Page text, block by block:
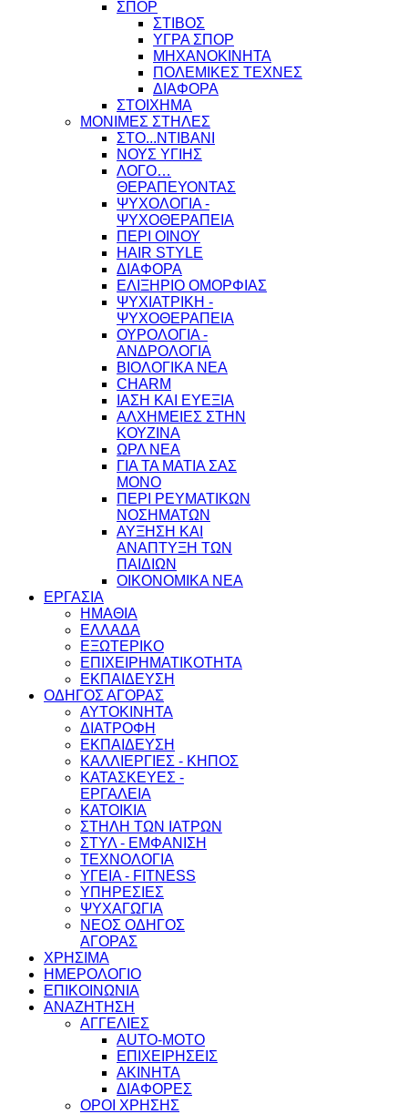
ΣΠΟΡ
ΣΤΙΒΟΣ
ΥΓΡΑ ΣΠΟΡ
ΜΗΧΑΝΟΚΙΝΗΤΑ
ΠΟΛΕΜΙΚΕΣ ΤΕΧΝΕΣ
ΔΙΑΦΟΡΑ
ΣΤΟΙΧΗΜΑ
ΜΟΝΙΜΕΣ ΣΤΗΛΕΣ
ΣΤΟ...ΝΤΙΒΑΝΙ
ΝΟΥΣ ΥΓΙΗΣ
ΛΟΓΟ…
ΘΕΡΑΠΕΥΟΝΤΑΣ
ΨΥΧΟΛΟΓΙΑ -
ΨΥΧΟΘΕΡΑΠΕΙΑ
ΠΕΡΙ ΟΙΝΟΥ
HAIR STYLE
ΔΙΑΦΟΡΑ
ΕΛΙΞΗΡΙΟ ΟΜΟΡΦΙΑΣ
ΨΥΧΙΑΤΡΙΚΗ -
ΨΥΧΟΘΕΡΑΠΕΙΑ
ΟΥΡΟΛΟΓΙΑ -
ΑΝΔΡΟΛΟΓΙΑ
ΒΙΟΛΟΓΙΚΑ ΝΕΑ
CHARM
ΙΑΣΗ ΚΑΙ ΕΥΕΞΙΑ
ΑΛΧΗΜΕΙΕΣ ΣΤΗΝ
ΚΟΥΖΙΝΑ
ΩΡΛ ΝEA
ΓΙΑ ΤΑ ΜΑΤΙΑ ΣΑΣ
ΜΟΝΟ
ΠΕΡΙ ΡΕΥΜΑΤΙΚΩΝ
ΝΟΣΗΜΑΤΩΝ
ΑΥΞΗΣΗ ΚΑΙ
ΑΝΑΠΤΥΞΗ ΤΩΝ
ΠΑΙΔΙΩΝ
ΟΙΚΟΝΟΜΙΚΑ ΝΕΑ
ΕΡΓΑΣΙΑ
ΗΜΑΘΙΑ
ΕΛΛΑΔΑ
ΕΞΩΤΕΡΙΚΟ
ΕΠΙΧΕΙΡΗΜΑΤΙΚΟΤΗΤΑ
ΕΚΠΑΙΔΕΥΣΗ
ΟΔΗΓΟΣ ΑΓΟΡΑΣ
ΑΥΤΟΚΙΝΗΤΑ
ΔΙΑΤΡΟΦΗ
ΕΚΠΑΙΔΕΥΣΗ
ΚΑΛΛΙΕΡΓΙΕΣ - ΚΗΠΟΣ
ΚΑΤΑΣΚΕΥΕΣ -
ΕΡΓΑΛΕΙΑ
ΚΑΤΟΙΚΙΑ
ΣΤΗΛΗ ΤΩΝ ΙΑΤΡΩΝ
ΣΤΥΛ - ΕΜΦΑΝΙΣΗ
ΤΕΧΝΟΛΟΓΙΑ
ΥΓΕΙΑ - FITNESS
ΥΠΗΡΕΣΙΕΣ
ΨΥΧΑΓΩΓΙΑ
ΝΕΟΣ ΟΔΗΓΟΣ
ΑΓΟΡΑΣ
ΧΡΗΣΙΜΑ
ΗΜΕΡΟΛΟΓΙΟ
ΕΠΙΚΟΙΝΩΝΙΑ
ΑΝΑΖΗΤΗΣΗ
ΑΓΓΕΛΙΕΣ
AUTO-MOTO
ΕΠΙΧΕΙΡΗΣΕΙΣ
ΑΚΙΝΗΤΑ
ΔΙΑΦΟΡΕΣ
ΟΡΟΙ ΧΡΗΣΗΣ